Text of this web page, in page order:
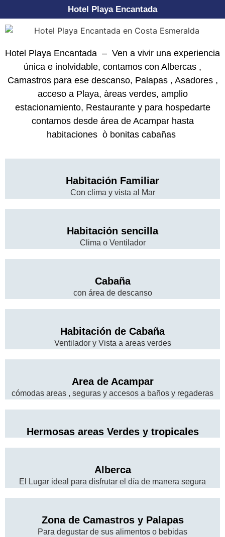
Hotel Playa Encantada
Hotel Playa Encantada – Ven a vivir una experiencia
única e inolvidable, contamos con Albercas ,
Camastros para ese descanso, Palapas , Asadores ,
acceso a Playa, àreas verdes, amplio
estacionamiento, Restaurante y para hospedarte
contamos desde área de Acampar hasta
habitaciones ò bonitas cabañas
Habitación Familiar
Con clima y vista al Mar
Habitación sencilla
Clima o Ventilador
Cabaña
con área de descanso
Habitación de Cabaña
Ventilador y Vista a areas verdes
Area de Acampar
cómodas areas , seguras y accesos a baños y regaderas
Hermosas areas Verdes y tropicales
Alberca
El Lugar ideal para disfrutar el día de manera segura
Zona de Camastros y Palapas
Para degustar de sus alimentos o bebidas